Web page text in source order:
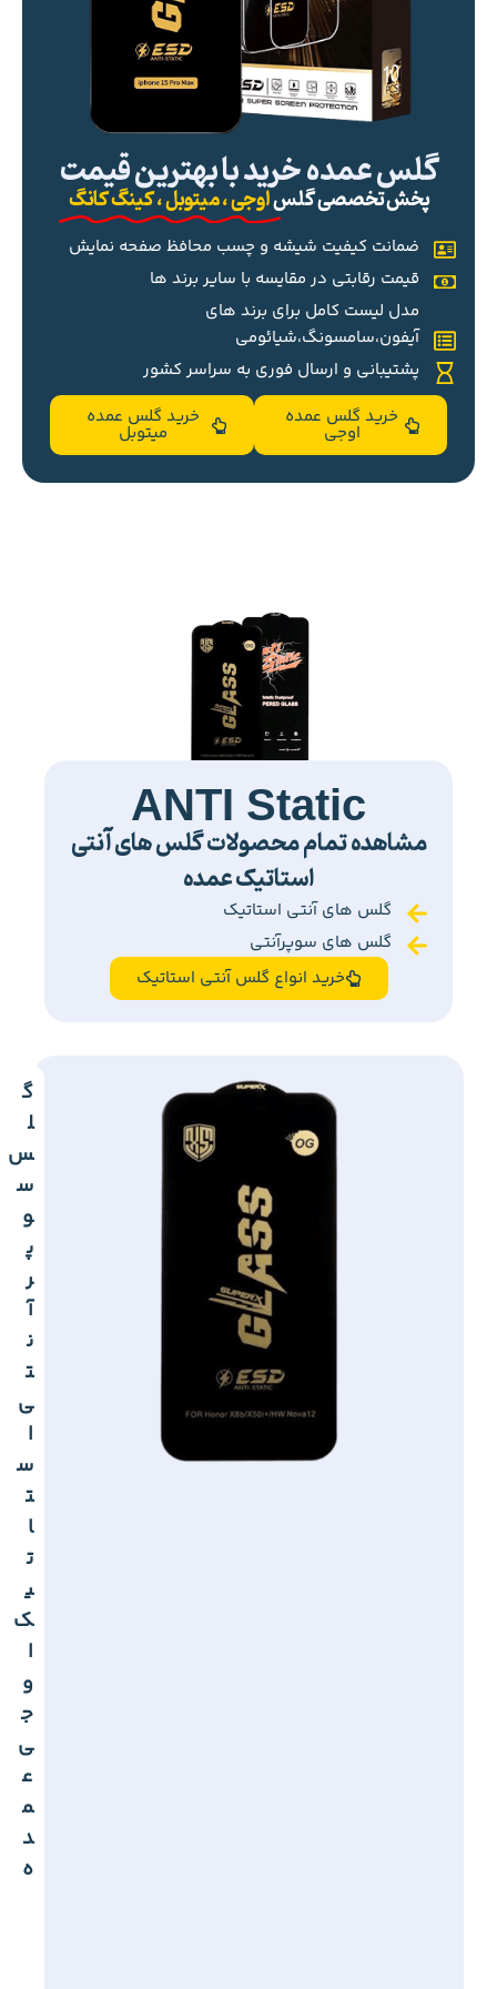
گلس عمده خرید با بهترین قیمت
پخش تخصصی گلساوجی ، میتوبل ، کینگ کانگ
ضمانت کیفیت شیشه و چسب محافظ صفحه نمایش
قیمت رقابتی در مقایسه با سایر برند ها
مدل لیست کامل برای برند های
آیفون،سامسونگ،شیائومی
پشتیبانی و ارسال فوری به سراسر کشور
خرید گلس عمده
اوجی
خرید گلس عمده
میتوبل
ANTI Static
مشاهده تمام محصولات گلس های آنتی
استاتیک عمده
گلس های آنتی استاتیک
گلس های سوپرآنتی
خرید انواع گلس آنتی استاتیک
گ
ل
س
س
و
پ
ر
آ
ن
ت
ی
ا
س
ت
ا
ت
ی
ک
ا
و
ج
ی
ع
م
د
ه